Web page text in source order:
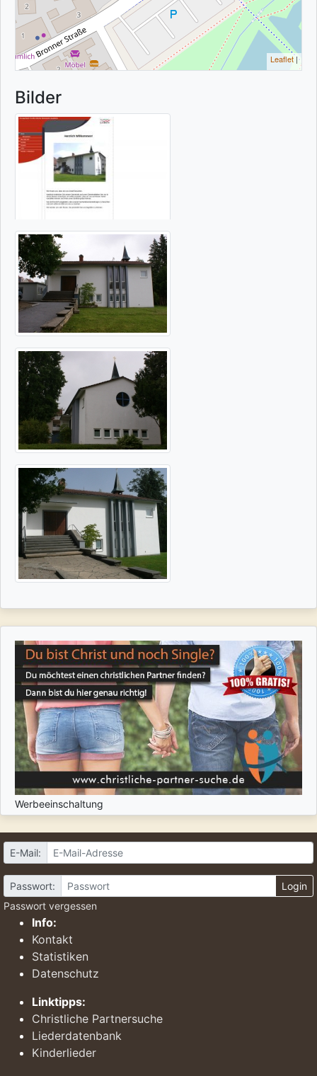
Leaflet|
Bilder
Werbeeinschaltung
E-Mail:
Passwort:
Login
Passwort vergessen
Info:
Kontakt
Statistiken
Datenschutz
Linktipps:
Christliche Partnersuche
Liederdatenbank
Kinderlieder